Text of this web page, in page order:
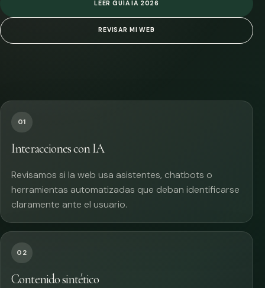
LEER GUÍA IA 2026
REVISAR MI WEB
01
Interacciones con IA
Revisamos si la web usa asistentes, chatbots o
herramientas automatizadas que deban identificarse
claramente ante el usuario.
02
Contenido sintético